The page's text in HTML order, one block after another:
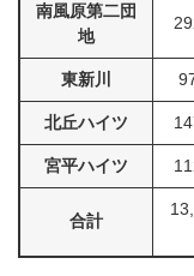
南風原第二団
地
東新川
北丘ハイツ
宮平ハイツ
合計